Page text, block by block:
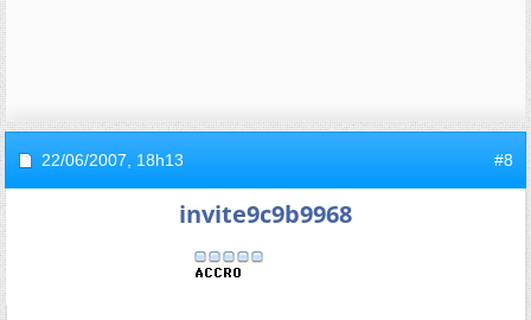
22/06/2007, 18h13 #8
invite9c9b9968